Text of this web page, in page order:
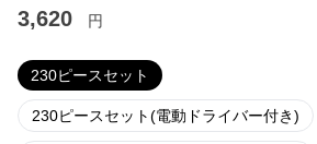
3,620 円
230ピースセット
230ピースセット(電動ドライバー付き)